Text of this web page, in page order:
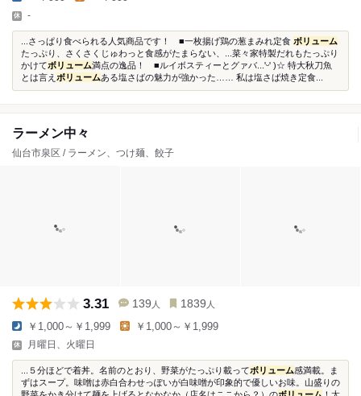
-
...さっぱり食べられる人気商品です！ ■一枚揚げ鶏の葱まみれ定食 ボリューム
たっぷり、さくさくじゅわっと食感がたまらない、...菜々家特製だれもたっぷり
かけてボリューム満点の逸品！ ■ルイボスティーとグァバ...'ᵕ' )☆ 特大秋刀魚
とは言え ボリュームある塩さばの魅力が強かった…… 私は塩さば焼き定食...
ラーメン中々
仙台市泉区 / ラーメン、つけ麺、餃子
3.31 139 人 1839 人
￥1,000～￥1,999 ￥1,000～￥1,999
月曜日、火曜日
...５分ほどで着丼。名前のとおり、野菜がたっぷり載ってボリューム感満載。ま
ずはスープ。味噌は赤白合わせっぽいが白味噌が印象的で優しいお味。山盛りの